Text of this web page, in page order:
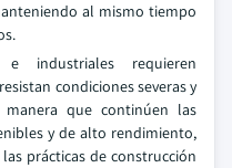
al mismo tiempo
e industriales requieren
condiciones severas y
manera que continúen las
y de alto rendimiento,
prácticas de construcción